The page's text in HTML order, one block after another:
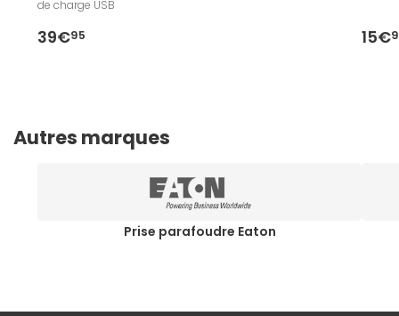
de charge USB
39€95 15€
Autres marques
Prise parafoudre Eaton